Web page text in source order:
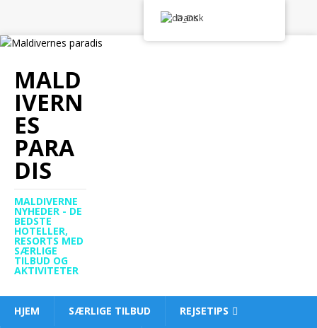
MALD
IVERN
ES
PARA
DIS
MALDIVERNE
NYHEDER - DE
BEDSTE
HOTELLER,
RESORTS MED
SÆRLIGE
TILBUD OG
AKTIVITETER
HJEM SÆRLIGE TILBUD REJSETIPS
Dansk